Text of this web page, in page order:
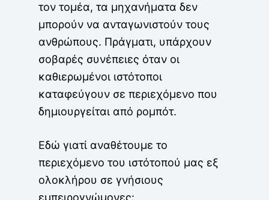
τον τομέα, τα μηχανήματα δεν
μπορούν να ανταγωνιστούν τους
ανθρώπους. Πράγματι, υπάρχουν
σοβαρές συνέπειες όταν οι
καθιερωμένοι ιστότοποι
καταφεύγουν σε περιεχόμενο που
δημιουργείται από ρομπότ.
Εδώ γιατί αναθέτουμε το
περιεχόμενο του ιστότοπού μας εξ
ολοκλήρου σε γνήσιους
εμπειρογνώμονες: